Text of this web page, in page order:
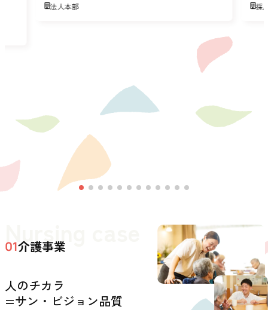
法人本部 採
Nursing case
01介護事業
人のチカラ
=サン・ビジョン品質